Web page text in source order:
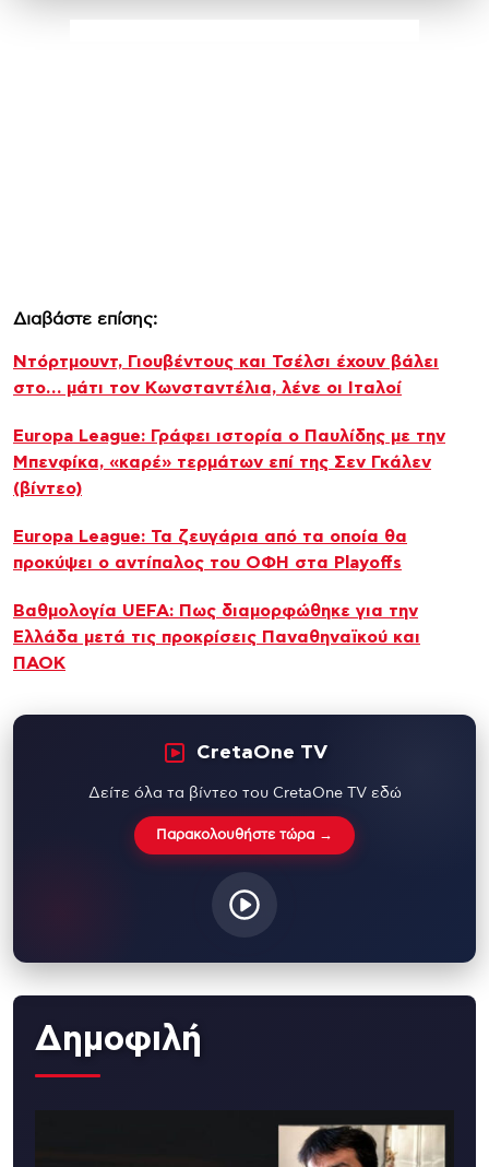
Διαβάστε επίσης:
Ντόρτμουντ, Γιουβέντους και Τσέλσι έχουν βάλει
στο… μάτι τον Κωνσταντέλια, λένε οι Ιταλοί
Europa League: Γράφει ιστορία ο Παυλίδης με την
Μπενφίκα, «καρέ» τερμάτων επί της Σεν Γκάλεν
(βίντεο)
Europa League: Τα ζευγάρια από τα οποία θα
προκύψει ο αντίπαλος του ΟΦΗ στα Playoffs
Βαθμολογία UEFA: Πως διαμορφώθηκε για την
Ελλάδα μετά τις προκρίσεις Παναθηναϊκού και
ΠΑΟΚ
CretaOne TV
Δείτε όλα τα βίντεο του CretaOne TV εδώ
Παρακολουθήστε τώρα →
Δημοφιλή